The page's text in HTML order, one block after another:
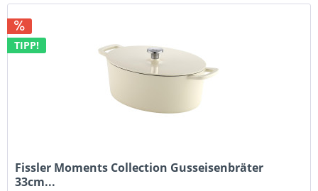
TIPP!
Fissler Moments Collection Gusseisenbräter
33cm...